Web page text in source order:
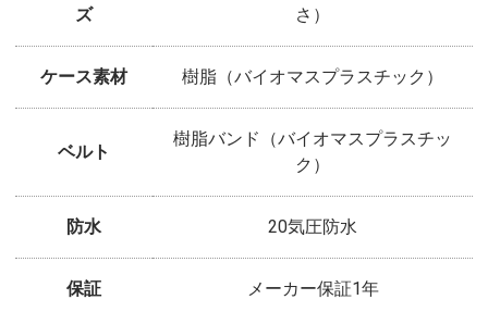
ズ
さ）
ケース素材 樹脂（バイオマスプラスチック）
ベルト
樹脂バンド（バイオマスプラスチッ
ク）
防水 20気圧防水
保証 メーカー保証1年